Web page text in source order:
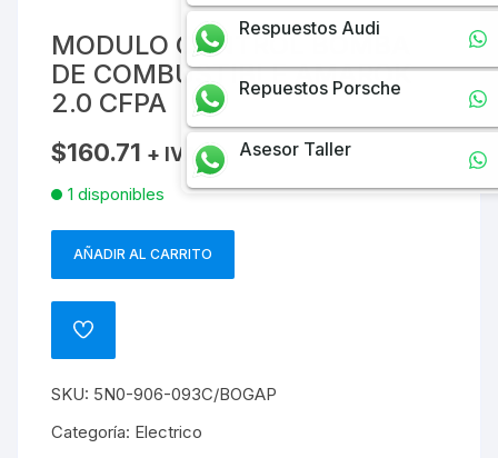
MODULO CONTROL BOMBA
DE COMBUSTIBLE AMAROK
2.0 CFPA
$160.71 + IVA
1 disponibles
MODULO
BOMBA
AMAROK
2.0
AÑADIR AL CARRITO
ADD
SKU: 5N0-906-093C/BOGAP
Categoría: Electrico
Respuestos Audi
Repuestos Porsche
Asesor Taller